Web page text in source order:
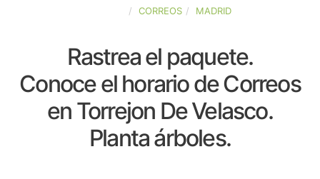
CORREOS MADRID
Rastrea el paquete.
Conoce el horario de Correos
en Torrejon De Velasco.
Planta árboles.